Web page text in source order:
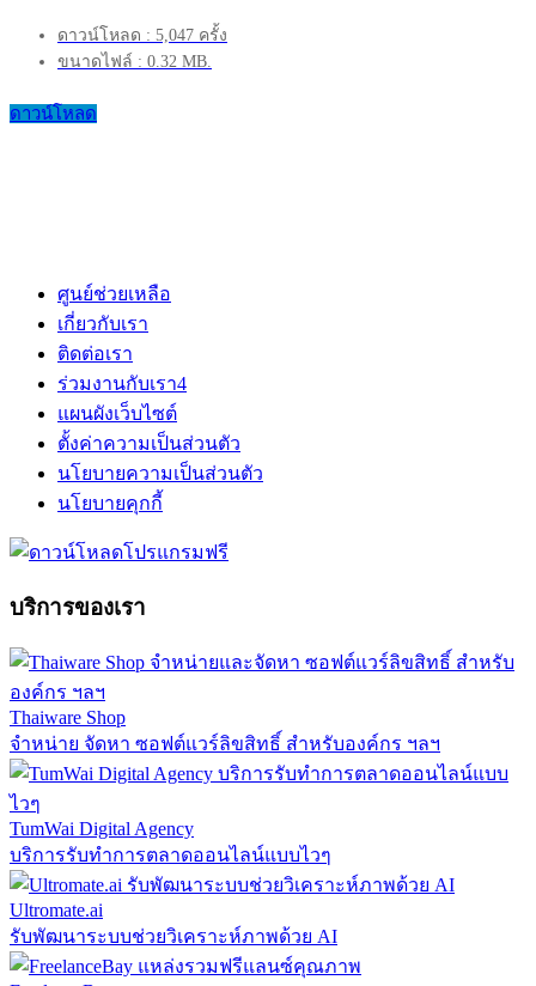
ดาวน์โหลด : 5,047 ครั้ง
ขนาดไฟล์ : 0.32 MB.
ดาวน์โหลด
ศูนย์ช่วยเหลือ
เกี่ยวกับเรา
ติดต่อเรา
ร่วมงานกับเรา4
แผนผังเว็บไซต์
ตั้งค่าความเป็นส่วนตัว
นโยบายความเป็นส่วนตัว
นโยบายคุกกี้
บริการของเรา
Thaiware Shop
จำหน่าย จัดหา ซอฟต์แวร์ลิขสิทธิ์ สำหรับองค์กร ฯลฯ
TumWai Digital Agency
บริการรับทำการตลาดออนไลน์แบบไวๆ
Ultromate.ai
รับพัฒนาระบบช่วยวิเคราะห์ภาพด้วย AI